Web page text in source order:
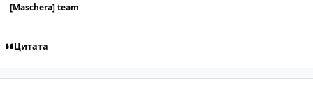
[Maschera] team
Цитата